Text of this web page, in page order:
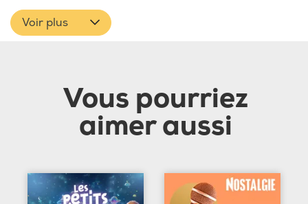
Voir plus
Vous pourriez
aimer aussi